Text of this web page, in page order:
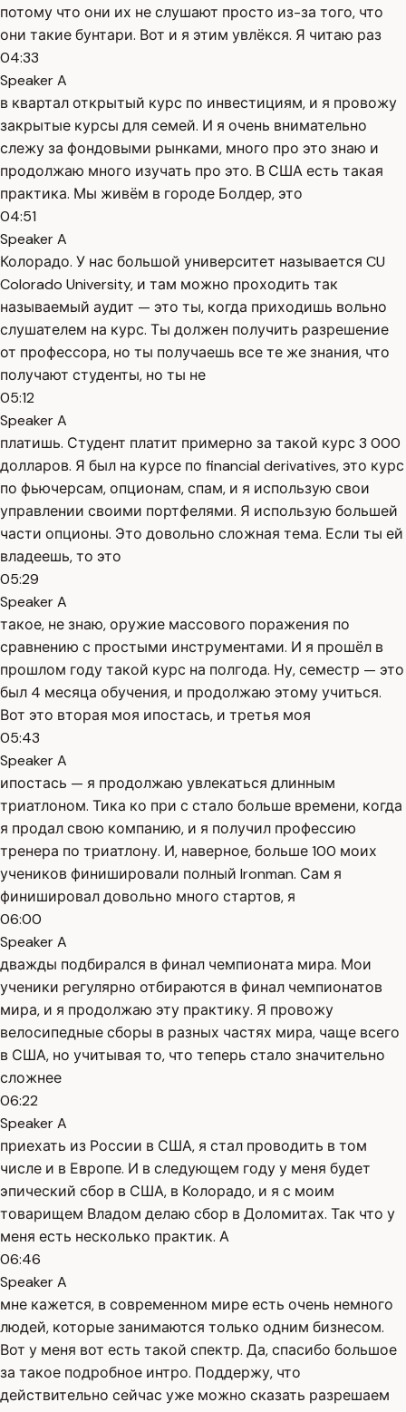
потому что они их не слушают просто из-за того, что
они такие бунтари. Вот и я этим увлёкся. Я читаю раз
04:33
Speaker A
в квартал открытый курс по инвестициям, и я провожу
закрытые курсы для семей. И я очень внимательно
слежу за фондовыми рынками, много про это знаю и
продолжаю много изучать про это. В США есть такая
практика. Мы живём в городе Болдер, это
04:51
Speaker A
Колорадо. У нас большой университет называется CU
Colorado University, и там можно проходить так
называемый аудит — это ты, когда приходишь вольно
слушателем на курс. Ты должен получить разрешение
от профессора, но ты получаешь все те же знания, что
получают студенты, но ты не
05:12
Speaker A
платишь. Студент платит примерно за такой курс 3 000
долларов. Я был на курсе по financial derivatives, это курс
по фьючерсам, опционам, спам, и я использую свои
управлении своими портфелями. Я использую большей
части опционы. Это довольно сложная тема. Если ты ей
владеешь, то это
05:29
Speaker A
такое, не знаю, оружие массового поражения по
сравнению с простыми инструментами. И я прошёл в
прошлом году такой курс на полгода. Ну, семестр — это
был 4 месяца обучения, и продолжаю этому учиться.
Вот это вторая моя ипостась, и третья моя
05:43
Speaker A
ипостась — я продолжаю увлекаться длинным
триатлоном. Тика ко при с стало больше времени, когда
я продал свою компанию, и я получил профессию
тренера по триатлону. И, наверное, больше 100 моих
учеников финишировали полный Ironman. Сам я
финишировал довольно много стартов, я
06:00
Speaker A
дважды подбирался в финал чемпионата мира. Мои
ученики регулярно отбираются в финал чемпионатов
мира, и я продолжаю эту практику. Я провожу
велосипедные сборы в разных частях мира, чаще всего
в США, но учитывая то, что теперь стало значительно
сложнее
06:22
Speaker A
приехать из России в США, я стал проводить в том
числе и в Европе. И в следующем году у меня будет
эпический сбор в США, в Колорадо, и я с моим
товарищем Владом делаю сбор в Доломитах. Так что у
меня есть несколько практик. А
06:46
Speaker A
мне кажется, в современном мире есть очень немного
людей, которые занимаются только одним бизнесом.
Вот у меня вот есть такой спектр. Да, спасибо большое
за такое подробное интро. Поддержу, что
действительно сейчас уже можно сказать разрешаем